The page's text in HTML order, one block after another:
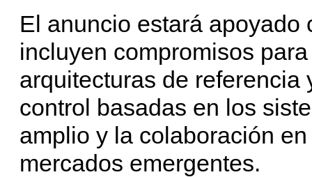
El anuncio estará
incluyen compromisos
arquitecturas de
control basadas en los
amplio y la colaboración
mercados emergentes.